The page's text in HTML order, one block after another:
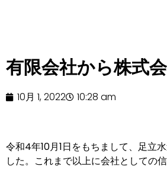
有限会社から株式
10月 1, 2022 10:28 am
令和4年10月1日をもちまして、足立
した。これまで以上に会社としての